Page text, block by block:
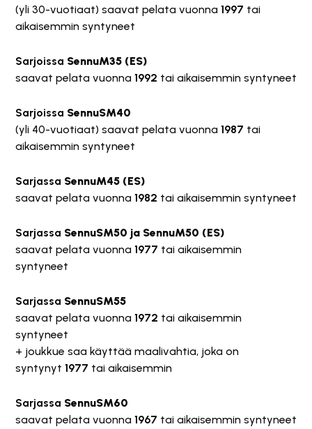
(yli 30-vuotiaat) saavat pelata vuonna 1997 tai
aikaisemmin syntyneet
Sarjoissa SennuM35 (ES)
saavat pelata vuonna 1992 tai aikaisemmin syntyneet
Sarjoissa SennuSM40
(yli 40-vuotiaat) saavat pelata vuonna 1987 tai
aikaisemmin syntyneet
Sarjassa SennuM45 (ES)
saavat pelata vuonna 1982 tai aikaisemmin syntyneet
Sarjassa SennuSM50 ja SennuM50 (ES)
saavat pelata vuonna 1977 tai aikaisemmin
syntyneet
Sarjassa SennuSM55
saavat pelata vuonna 1972 tai aikaisemmin
syntyneet
+ joukkue saa käyttää maalivahtia, joka on
syntynyt 1977 tai aikaisemmin
Sarjassa SennuSM60
saavat pelata vuonna 1967 tai aikaisemmin syntyneet